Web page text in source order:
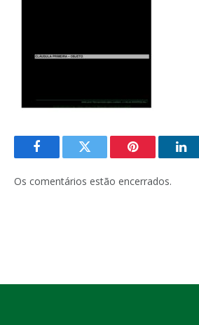
FacebookTwitter Pinterest
Os comentários estão encerrados.